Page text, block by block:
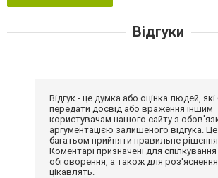
Відгуки
Відгук - це думка або оцінка людей,
передати досвід або враження іншим
користувачам нашого сайту з
аргументацією залишеного відгука.
багатьом прийняти правильне рішення.
Коментарі призначені для спілкування
обговорення, а також для
цікавлять.